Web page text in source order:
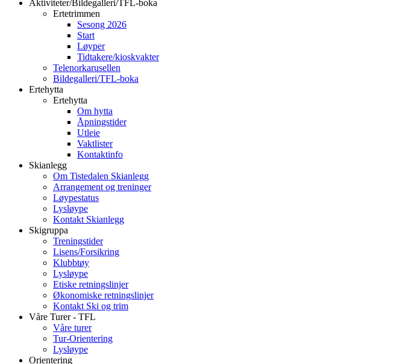
Aktiviteter/Bildegalleri/TFL-boka
Ertetrimmen
Sesong 2026
Start
Løyper
Tidtakere/kioskvakter
Telenorkarusellen
Bildegalleri/TFL-boka
Ertehytta
Ertehytta
Om hytta
Åpningstider
Utleie
Vaktlister
Kontaktinfo
Skianlegg
Om Tistedalen Skianlegg
Arrangement og treninger
Løypestatus
Lysløype
Kontakt Skianlegg
Skigruppa
Treningstider
Lisens/Forsikring
Klubbtøy
Lysløype
Etiske retningslinjer
Økonomiske retningslinjer
Kontakt Ski og trim
Våre Turer - TFL
Våre turer
Tur-Orientering
Lysløype
Orientering